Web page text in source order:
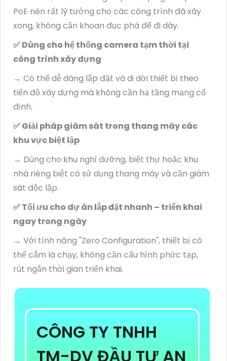
PoE nên rất lý tưởng cho các công trình đã xây
xong, không cần khoan đục phá để đi dây.
✅ Dùng cho hệ thống camera tạm thời tại
công trình xây dựng
→ Có thể dễ dàng lắp đặt và di dời thiết bị theo
tiến độ xây dựng mà không cần hạ tầng mạng cố
định.
✅ Giải pháp giám sát trong thang máy các
khu vực biệt lập
→ Dùng cho khu nghỉ dưỡng, biệt thự hoặc khu
nhà riêng biệt có sử dụng thang máy và cần giám
sát độc lập.
✅ Tối ưu cho dự án lắp đặt nhanh – triển khai
ngay trong ngày
→ Với tính năng "Zero Configuration", thiết bị có
thể cắm là chạy, không cần cấu hình phức tạp,
rút ngắn thời gian triển khai.
CÔNG TY TNHH
TM-DV ĐẦU TƯ AN